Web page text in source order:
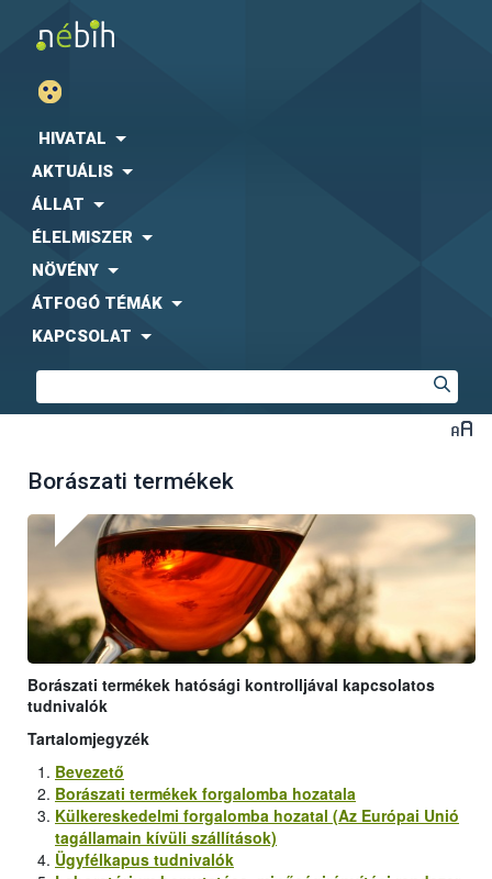
HIVATAL
AKTUÁLIS
ÁLLAT
ÉLELMISZER
NÖVÉNY
ÁTFOGÓ TÉMÁK
KAPCSOLAT
Borászati termékek
Borászati termékek hatósági kontrolljával kapcsolatos
tudnivalók
Tartalomjegyzék
Bevezető
Borászati termékek forgalomba hozatala
Külkereskedelmi forgalomba hozatal (Az Európai Unió
tagállamain kívüli szállítások)
Ügyfélkapus tudnivalók